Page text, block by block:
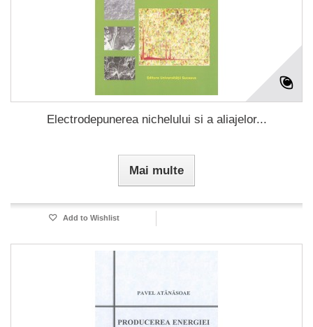
Electrodepunerea nichelului si a aliajelor...
Mai multe
Add to Wishlist